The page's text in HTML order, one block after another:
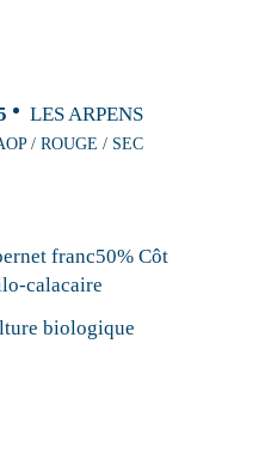
LES ARPENS
/ ROUGE / SEC
franc50% Côt
calacaire
biologique